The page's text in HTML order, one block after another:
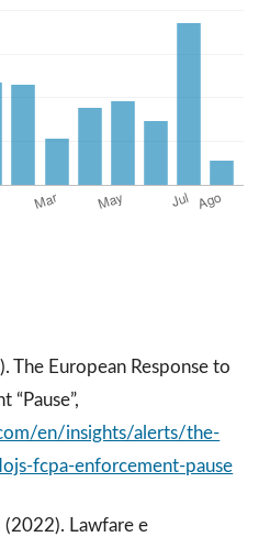
The European Response to
“Pause”,
en/insights/alerts/the-
fcpa-enforcement-pause
(2022). Lawfare e